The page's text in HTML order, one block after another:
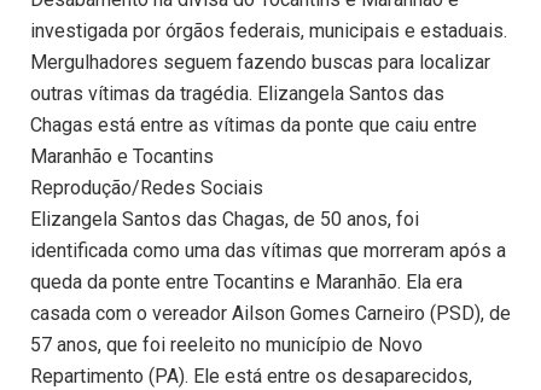
investigada por órgãos federais, municipais e estaduais.
Mergulhadores seguem fazendo buscas para localizar
outras vítimas da tragédia. Elizangela Santos das
Chagas está entre as vítimas da ponte que caiu entre
Maranhão e Tocantins
Reprodução/Redes Sociais
Elizangela Santos das Chagas, de 50 anos, foi
identificada como uma das vítimas que morreram após a
queda da ponte entre Tocantins e Maranhão. Ela era
casada com o vereador Ailson Gomes Carneiro (PSD), de
57 anos, que foi reeleito no município de Novo
Repartimento (PA). Ele está entre os desaparecidos,